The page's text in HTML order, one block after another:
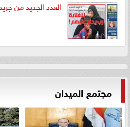
العدد الجديد من جريدة
مجتمع الميدان